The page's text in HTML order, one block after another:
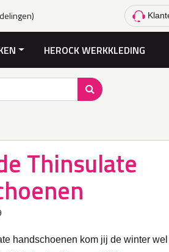
HEROCK WERKKLEDING
Thinsulate
handschoenen kom jij de winter